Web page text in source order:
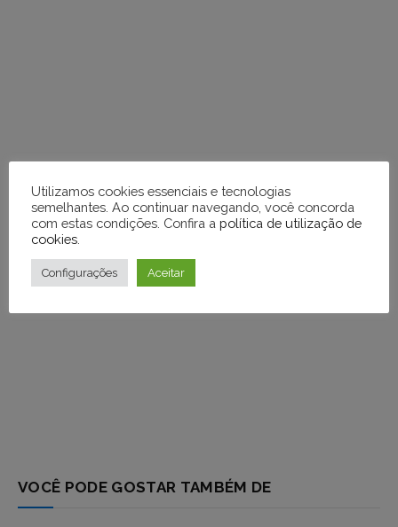
VOCÊ PODE GOSTAR TAMBÉM DE
Utilizamos cookies essenciais e tecnologias
semelhantes. Ao continuar navegando, você concorda
com estas condições. Confira a política de utilização de
cookies
Configurações Aceitar